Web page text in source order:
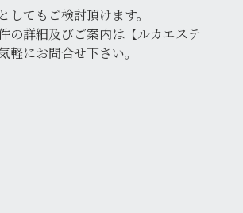
してもご検討頂けます。
の詳細及びご案内は【ルカエステ
軽にお問合せ下さい。